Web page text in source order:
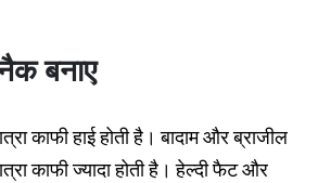
बनाए
काफी हाई होती है। बादाम और ब्राजील
काफी ज्यादा होती है। हेल्दी फैट और